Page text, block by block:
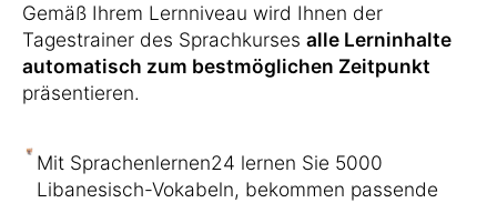
Gemäß Ihrem Lernniveau wird Ihnen der
Tagestrainer des Sprachkurses alle Lerninhalte
automatisch zum bestmöglichen Zeitpunkt
präsentieren.
Mit Sprachenlernen24 lernen Sie 5000
Libanesisch-Vokabeln, bekommen passende